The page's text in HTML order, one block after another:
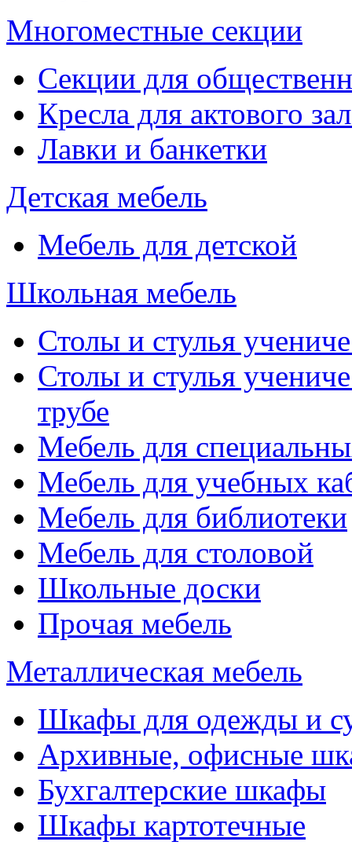
Многоместные секции
Секции для
Кресла для актового
Лавки и банкетки
Детская мебель
Мебель для детской
Школьная мебель
Столы и стулья
Столы и стулья
трубе
Мебель для
Мебель для учебных
Мебель для библиотеки
Мебель для столовой
Школьные доски
Прочая мебель
Металлическая мебель
Шкафы для одежды и
Архивные, офисные
Бухгалтерские шкафы
Шкафы картотечные